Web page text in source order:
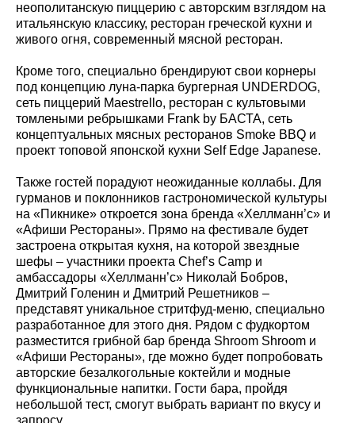
неополитанскую пиццерию с авторским взглядом на
итальянскую классику, ресторан греческой кухни и
живого огня, современный мясной ресторан.
Кроме того, специально брендируют свои корнеры
под концепцию луна-парка бургерная UNDERDOG,
сеть пиццерий Maestrello, ресторан с культовыми
томлеными ребрышками Frank by БАСТА, сеть
концептуальных мясных ресторанов Smoke BBQ и
проект топовой японской кухни Self Edge Japanese.
Также гостей порадуют неожиданные коллабы. Для
гурманов и поклонников гастрономической культуры
на «Пикнике» откроется зона бренда «Хеллманн’с» и
«Афиши Рестораны». Прямо на фестивале будет
застроена открытая кухня, на которой звездные
шефы – участники проекта Chef’s Camp и
амбассадоры «Хеллманн’с» Николай Бобров,
Дмитрий Голенин и Дмитрий Решетников –
представят уникальное стритфуд-меню, специально
разработанное для этого дня. Рядом с фудкортом
разместится грибной бар бренда Shroom Shroom и
«Афиши Рестораны», где можно будет попробовать
авторские безалкогольные коктейли и модные
функциональные напитки. Гости бара, пройдя
небольшой тест, смогут выбрать вариант по вкусу и